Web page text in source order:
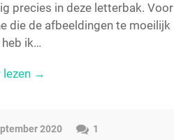
precies in deze letterbak. Voor
die de afbeeldingen te moeilijk
ik…
lezen →
2020 1